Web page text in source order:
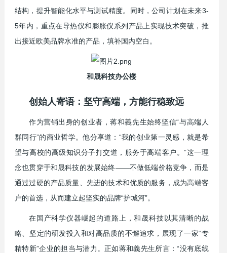
结构，提升智能化水平与测试精度。同时，公司计划在未来3-
5年内，重点在导热仪和膨胀仪系列产品上实现技术突破，推
出接近欧美品牌水准的产品，填补国内空白。
和晟科技办公楼
创始人寄语：坚守高端，方能行稳致远
作为营销出身的创业者，蒋和義先生始终坚信“与高端人
群同行”的商业哲学。他分享道：“我的创业第一灵感，就是希
望与高校的高级知识分子打交道，服务于高端客户。”这一理
念也贯穿于和晟科技的发展始终——不做低端价格竞争，而是
通过过硬的产品质量、先进的技术和优质的服务，成为高端客
户的首选，从而建立起坚实的品牌“护城河”。
在国产科学仪器崛起的道路上，和晟科技以其清晰的战
略、坚定的研发投入和对高品质的不懈追求，展现了一家“专
精特新”企业的担当与潜力。正如蒋和義先生所言：“没有底线